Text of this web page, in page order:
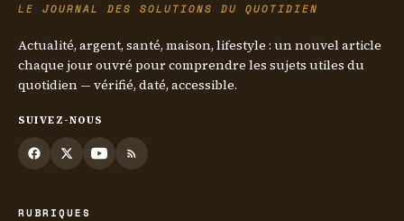
LE JOURNAL DES SOLUTIONS DU QUOTIDIEN
Actualité, argent, santé, maison, lifestyle : un nouvel article
chaque jour ouvré pour comprendre les sujets utiles du
quotidien — vérifié, daté, accessible.
SUIVEZ-NOUS
RUBRIQUES